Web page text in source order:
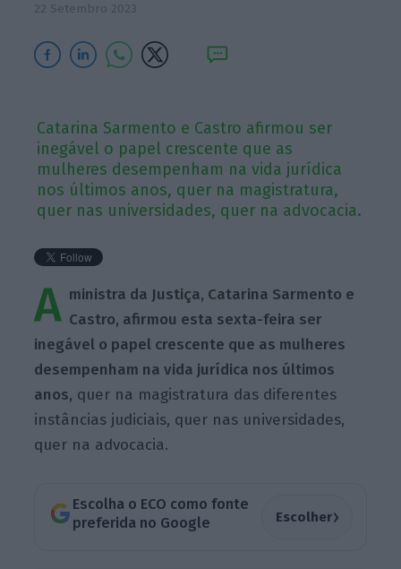
22 Setembro 2023
Catarina Sarmento e Castro afirmou ser
inegável o papel crescente que as
mulheres desempenham na vida jurídica
nos últimos anos, quer na magistratura,
quer nas universidades, quer na advocacia.
A ministra da Justiça, Catarina Sarmento e
Castro, afirmou esta sexta-feira ser
inegável o papel crescente que as mulheres
desempenham na vida jurídica nos últimos
anos, quer na magistratura das diferentes
instâncias judiciais, quer nas universidades,
quer na advocacia.
Escolha o ECO como fonte
preferida no Google
Escolher›